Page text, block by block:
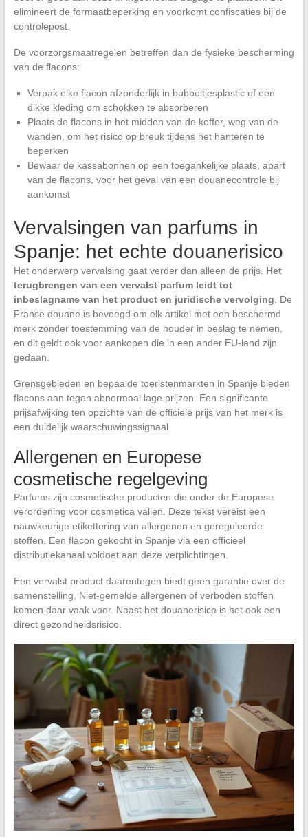
elimineert de formaatbeperking en voorkomt confiscaties bij de
controlepost.
De voorzorgsmaatregelen betreffen dan de fysieke bescherming
van de flacons:
Verpak elke flacon afzonderlijk in bubbeltjesplastic of een
dikke kleding om schokken te absorberen
Plaats de flacons in het midden van de koffer, weg van de
wanden, om het risico op breuk tijdens het hanteren te
beperken
Bewaar de kassabonnen op een toegankelijke plaats, apart
van de flacons, voor het geval van een douanecontrole bij
aankomst
Vervalsingen van parfums in
Spanje: het echte douanerisico
Het onderwerp vervalsing gaat verder dan alleen de prijs. Het
terugbrengen van een vervalst parfum leidt tot
inbeslagname van het product en juridische vervolging . De
Franse douane is bevoegd om elk artikel met een beschermd
merk zonder toestemming van de houder in beslag te nemen,
en dit geldt ook voor aankopen die in een ander EU-land zijn
gedaan.
Grensgebieden en bepaalde toeristenmarkten in Spanje bieden
flacons aan tegen abnormaal lage prijzen. Een significante
prijsafwijking ten opzichte van de officiële prijs van het merk is
een duidelijk waarschuwingssignaal.
Allergenen en Europese
cosmetische regelgeving
Parfums zijn cosmetische producten die onder de Europese
verordening voor cosmetica vallen. Deze tekst vereist een
nauwkeurige etikettering van allergenen en gereguleerde
stoffen. Een flacon gekocht in Spanje via een officieel
distributiekanaal voldoet aan deze verplichtingen.
Een vervalst product daarentegen biedt geen garantie over de
samenstelling. Niet-gemelde allergenen of verboden stoffen
komen daar vaak voor. Naast het douanerisico is het ook een
direct gezondheidsrisico.